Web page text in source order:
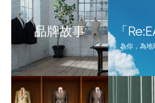
品牌故事 「
為你，為地